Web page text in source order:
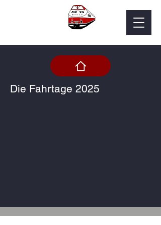
Die Fahrtage 2025